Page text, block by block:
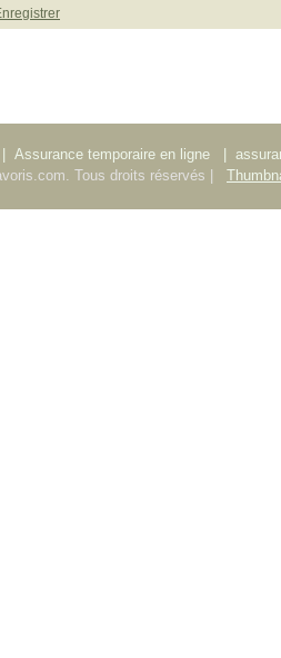
Assurance temporaire en ligne
Tous droits réservés |